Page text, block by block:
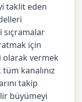
taklit eden
sıçramalar
için
olarak vermek
kanalınız
takip
büyümeyi